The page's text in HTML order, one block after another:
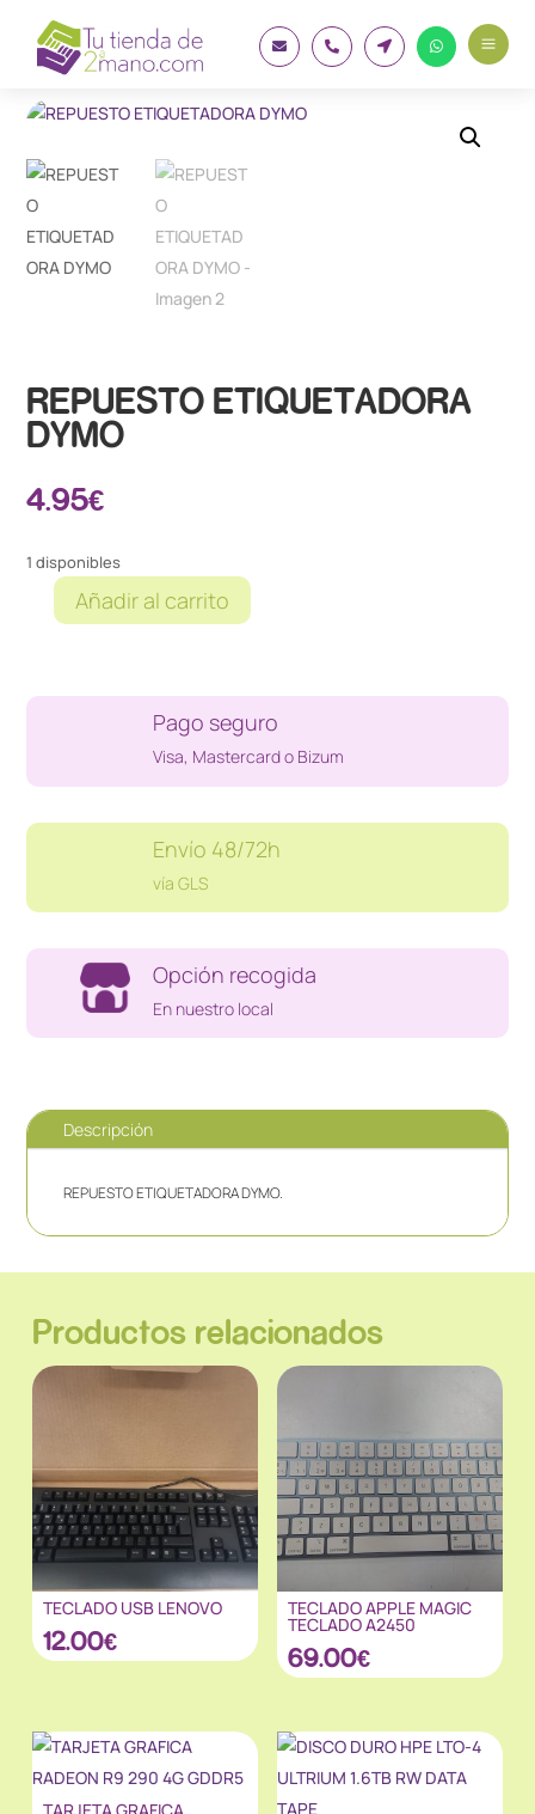
    a
REPUESTO ETIQUETADORA
DYMO
4.95€
1 disponibles
REPUESTO
cantidad
Añadir al carrito
Pago seguro
Visa, Mastercard o Bizum
Envío 48/72h
vía GLS
Opción recogida
En nuestro local
Descripción
REPUESTO ETIQUETADORA DYMO.
Productos relacionados
TECLADO USB LENOVO
12.00€
TECLADO APPLE MAGIC
TECLADO A2450
69.00€